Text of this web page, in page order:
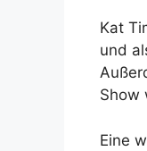
Kat
und
Show
Eine